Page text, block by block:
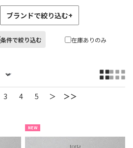
ブランドで絞り込む+
条件で絞り込む 在庫ありのみ
3 4 5 ＞ ＞＞
NEW